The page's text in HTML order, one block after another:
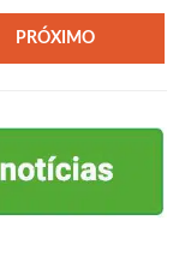
PRÓXIMO